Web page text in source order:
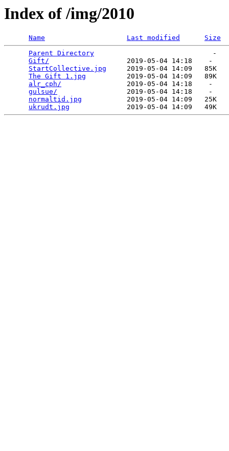
Index of /img/2010
Name Last modified
Size
Parent Directory
                             -
Gift/
                   2019-05-04 14:18    -
StartCollective.jpg
     2019-05-04 14:09   85K
The Gift 1.jpg
          2019-05-04 14:09   89K
alr_cph/
                2019-05-04 14:18    -
gulsue/
                 2019-05-04 14:18    -
normaltid.jpg
           2019-05-04 14:09   25K
ukrudt.jpg